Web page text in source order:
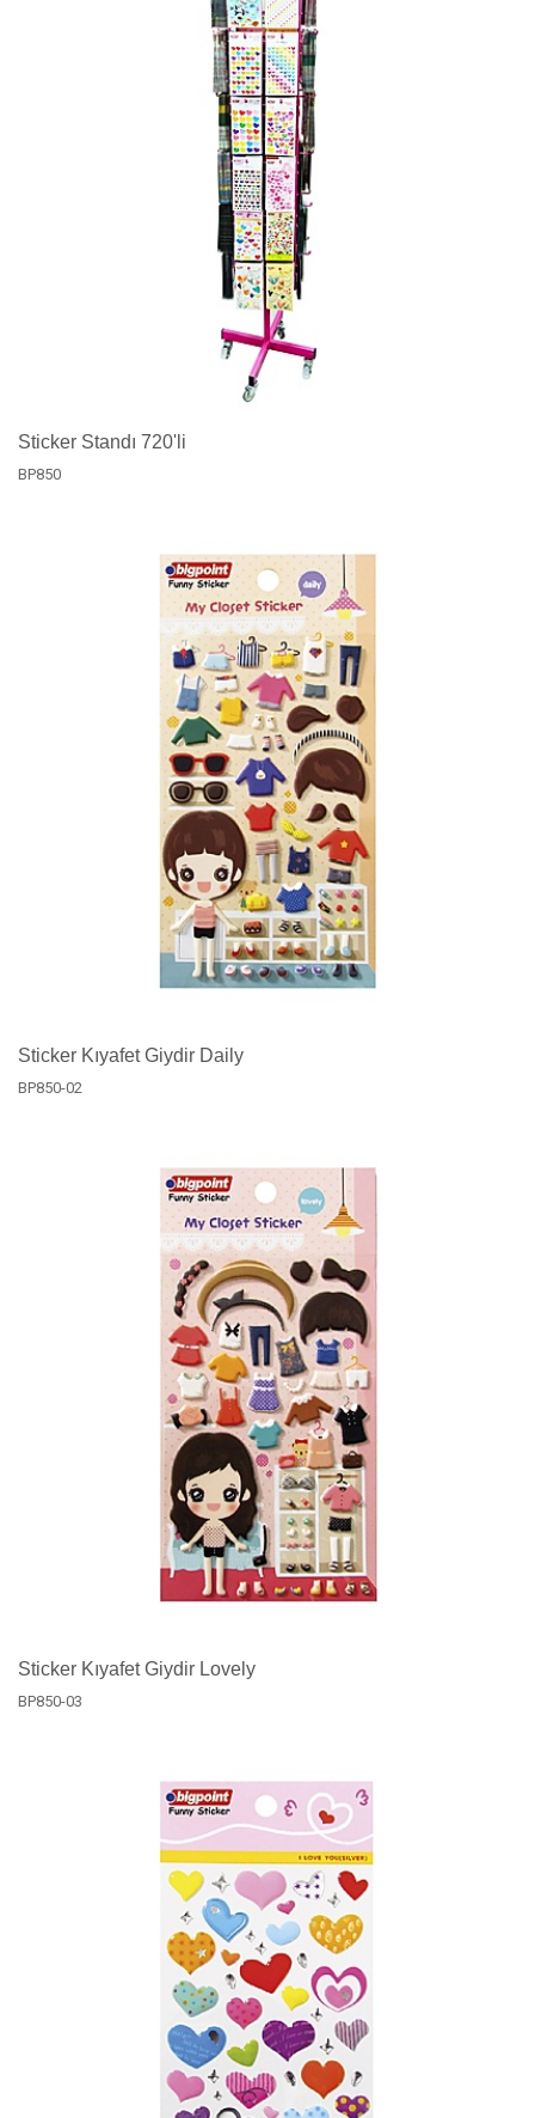
Sticker Standı 720'li
BP850
Sticker Kıyafet Giydir Daily
BP850-02
Sticker Kıyafet Giydir Lovely
BP850-03